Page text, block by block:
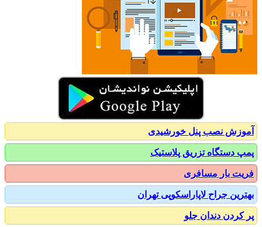
نصب پنل خورشیدی
تزریق پلاستیک
مسافری
لاپاراسکوپی تهران
دندان جلو